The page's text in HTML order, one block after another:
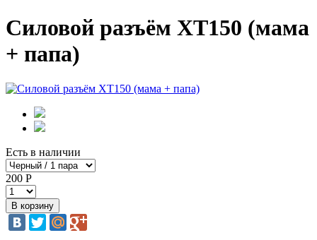
Силовой разъём XT150 (мама
+ папа)
Есть в наличии
200 Р